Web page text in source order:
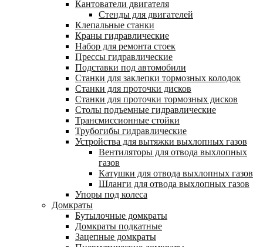
Кантователи двигателя
Стенды для двигателей
Клепальные станки
Краны гидравлические
Набор для ремонта стоек
Прессы гидравлические
Подставки под автомобили
Станки для заклепки тормозных колодок
Станки для проточки дисков
Станки для проточки тормозных дисков
Столы подъемные гидравлические
Трансмиссионные стойки
Трубогибы гидравлические
Устройства для вытяжки выхлопных газов
Вентиляторы для отвода выхлопных
газов
Катушки для отвода выхлопных газов
Шланги для отвода выхлопных газов
Упоры под колеса
Домкраты
Бутылочные домкраты
Домкраты подкатные
Зацепные домкраты